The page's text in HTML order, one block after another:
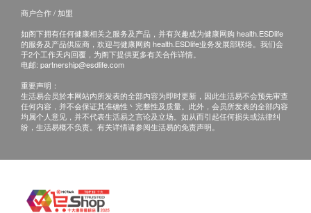
食用方法︰把食材倒到汤匙上（或者使用其他餐
具）分数次少量进食
冷藏后风味更佳。开封后需要冷藏（1℃~10℃）
并在当天内食用
注意︰在购买任何软餐及吞咽辅助产品前，应先询问
熟知吞咽困难的专业人士作全面评估。
电邮： info@culturehomes.com.hk
查询热线： 2780 3882
商户合作 / 加盟
如阁下拥有任何健康相关之服务及产品，并有兴趣成为健康网购 health.ESDlife
的服务及产品供应商，欢迎与健康网购 health.ESDlife业务发展部联络。我们会
于2个工作天内回覆，为阁下提供更多有关合作详情。
电邮: partnership@esdlife.com
重要声明：
生活易会员於本网站内所发表的全部内容为即时更新，因此生活易不会预先审查
任何内容，并不会保证其准确性丶完整性及质量。此外，会员所发表的全部内容
均属个人意见，并不代表生活易之言论及立场。如从而引起任何损失或法律纠
纷，生活易概不负责。有关详情请参阅生活易的免责声明。